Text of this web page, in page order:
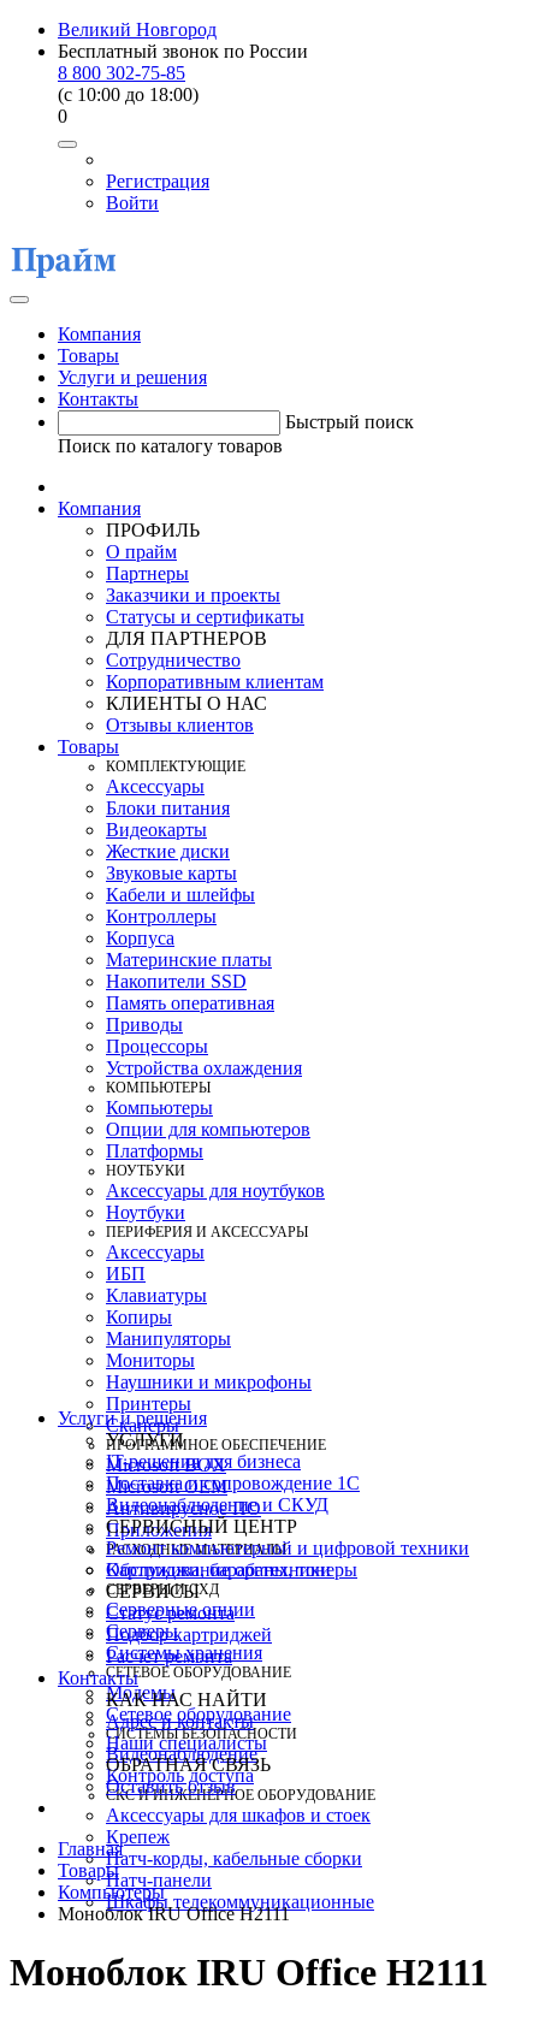
Великий Новгород
Бесплатный звонок по России
8 800 302-75-85
(c 10:00 до 18:00)
0
Регистрация
Войти
Компания
Товары
Услуги и решения
Контакты
Быстрый поиск
Поиск по каталогу товаров
Компания
ПРОФИЛЬ
О прайм
Партнеры
Заказчики и проекты
Статусы и сертификаты
ДЛЯ ПАРТНЕРОВ
Сотрудничество
Корпоративным клиентам
КЛИЕНТЫ О НАС
Отзывы клиентов
Товары
КOМПЛЕКТУЮЩИЕ
Аксессуары
Блоки питания
Видеокарты
Жесткие диски
Звуковые карты
Кабели и шлейфы
Контроллеры
Корпуса
Материнские платы
Накопители SSD
Память оперативная
Приводы
Процессоры
Устройства охлаждения
КОМПЬЮТЕРЫ
Компьютеры
Опции для компьютеров
Платформы
НОУТБУКИ
Аксессуары для ноутбуков
Ноутбуки
ПЕРИФЕРИЯ И АКСЕССУАРЫ
Аксессуары
ИБП
Клавиатуры
Копиры
Манипуляторы
Мониторы
Наушники и микрофоны
Принтеры
Сканеры
ПРОГРАММНОЕ ОБЕСПЕЧЕНИЕ
Microsoft BOX
Microsoft OEM
Антивирусное ПО
Приложения
РАСХОДНЫЕ МАТЕРИАЛЫ
Картриджи, барабаны, тонеры
СЕРВЕРЫ И СХД
Серверные опции
Серверы
Системы хранения
СЕТЕВОЕ ОБОРУДОВАНИЕ
Модемы
Сетевое оборудование
СИСТЕМЫ БЕЗОПАСНОСТИ
Видеонаблюдение
Контроль доступа
СКС И ИНЖЕНЕРНОЕ ОБОРУДОВАНИЕ
Аксессуары для шкафов и стоек
Крепеж
Патч-корды, кабельные сборки
Патч-панели
Шкафы телекоммуникационные
Услуги и решения
УСЛУГИ
IT-решения для бизнеса
Поставка и сопровождение 1C
Видеонаблюдение и СКУД
СЕРВИСНЫЙ ЦЕНТР
Ремонт компьютерной и цифровой техники
Обслуживание оргтехники
СЕРВИСЫ
Статус ремонта
Подбор картриджей
Расчет ремонта
Контакты
КАК НАС НАЙТИ
Адрес и контакты
Наши специалисты
ОБРАТНАЯ СВЯЗЬ
Оставить отзыв
Главная
Товары
Компьютеры
Моноблок IRU Office H2111
Моноблок IRU Office H2111